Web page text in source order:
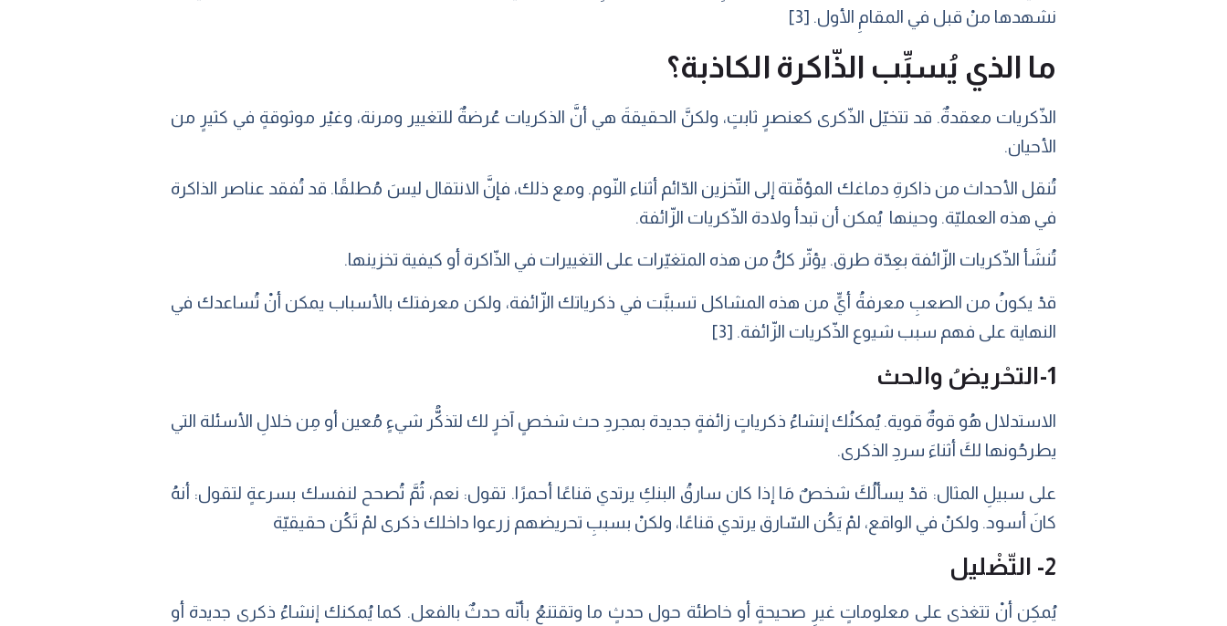
نشهدها منْ قبل في المقامِ الأول. [3]
ما الذي يُسبِّب الذّاكرة الكاذبة؟
الذّكريات معقدةٌ. قد تتخيّل الذّكرى كعنصرٍ ثابتٍ، ولكنَّ الحقيقةَ هي أنَّ الذكريات عُرضةٌ للتغيير ومرنة، وغيْر موثوقةٍ في كثيرٍ من
الأحيان.
تُنقل الأحداث من ذاكرةِ دماغك المؤقّتة إلى التّخزين الدّائم أثناء النّوم. ومع ذلك، فإنَّ الانتقال ليسَ مُطلقًا. قد تُفقد عناصر الذاكرة
في هذه العمليّة. وحينها يُمكن أن تبدأ ولادة الذّكريات الزّائفة.
تُنشَأ الذّكريات الزّائفة بعِدّة طرق. يؤثّر كلٌُ من هذه المتغيّرات على التغييرات في الذّاكرة أو كيفية تخزينها.
قدْ يكونُ من الصعبِ معرفةُ أيٍّ من هذه المشاكل تسببَّت في ذكرياتك الزّائفة، ولكن معرفتك بالأسباب يمكن أنْ تُساعدك في
النهاية على فهم سبب شيوع الذّكريات الزّائفة. [3]
1-التحْريضُ والحث
الاستدلال هُو قوةٌ قوية. يُمكنُك إنشاءُ ذكرياتٍ زائفةٍ جديدة بمجردِ حث شخصٍ آخرٍ لك لتذكُّر شيءٍ مُعين أو مِن خلالِ الأسئلة التي
يطرحُونها لكَ أثناءَ سردِ الذكرى.
على سبيلِ المثال: قدْ يسألُكَ شخصٌ مَا إذا كان سارقُ البنكِ يرتدي قناعًا أحمرًا. تقول: نعم، ثُمَّ تُصحح لنفسك بسرعةٍ لتقول: أنهُ
كانَ أسود. ولكنْ في الواقع، لمْ يَكُن السّارق يرتدي قناعًا، ولكنْ بسببِ تحريضهم زرعوا داخلك ذكرى لمْ تَكُن حقيقيّة
2- التّضْليل
يُمكِن أنْ تتغذى على معلوماتٍ غيرِ صحيحةٍ أو خاطئة حول حدثٍ ما وتقتنعُ بأنّه حدثٌ بالفعل. كما يُمكنك إنشاءُ ذكرى جديدة أو